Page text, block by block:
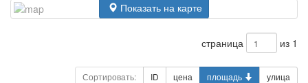
Показать на карте
страница из 1
Сортировать: ID цена площадь улица